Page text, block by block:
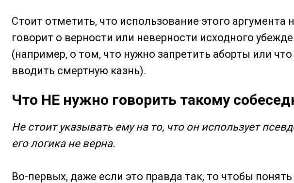
Стоит отметить, что использование этого аргумента
говорит о верности или неверности исходного
(например, о том, что нужно запретить аборты или
вводить смертную казнь).
Что НЕ нужно говорить такому
Не стоит указывать ему на то, что он использует
его логика не верна.
Во-первых, даже если это правда так, то чтобы понять